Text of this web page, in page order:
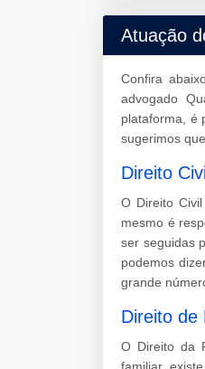
Atuação
Confira
advogado
plataforma, é
sugerimos
Direito
O Direito
mesmo é
ser seguidas
podemos
grande
Direito de
O Direito da